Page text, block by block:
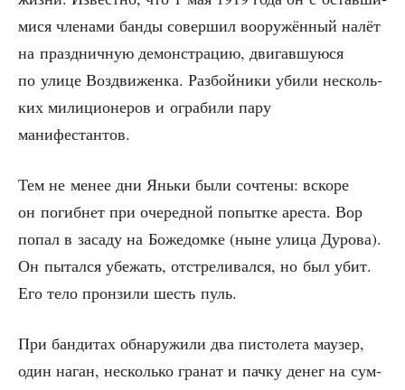
ми­ся чле­на­ми бан­ды совер­шил воору­жён­ный налёт
на празд­нич­ную демон­стра­цию, дви­гав­шу­ю­ся
по ули­це Воз­дви­жен­ка. Раз­бой­ни­ки уби­ли несколь­
ких мили­ци­о­не­ров и огра­би­ли пару
манифестантов.
Тем не менее дни Янь­ки были сочте­ны: вско­ре
он погиб­нет при оче­ред­ной попыт­ке аре­ста. Вор
попал в заса­ду на Боже­дом­ке (ныне ули­ца Дуро­ва).
Он пытал­ся убе­жать, отстре­ли­вал­ся, но был убит.
Его тело прон­зи­ли шесть пуль.
При бан­ди­тах обна­ру­жи­ли два писто­ле­та мау­зер,
один наган, несколь­ко гра­нат и пач­ку денег на сум­